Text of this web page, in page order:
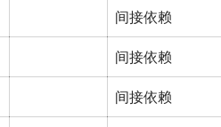
间接依赖
间接依赖
间接依赖